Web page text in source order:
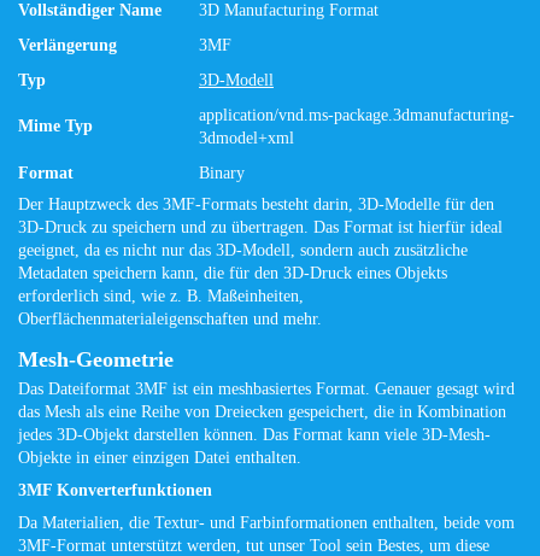
Vollständiger Name
3D Manufacturing Format
Verlängerung
3MF
Typ
3D-Modell
Mime Typ
application/vnd.ms-package.3dmanufacturing-
3dmodel+xml
Format
Binary
Der Hauptzweck des 3MF-Formats besteht darin, 3D-Modelle für den
3D-Druck zu speichern und zu übertragen. Das Format ist hierfür ideal
geeignet, da es nicht nur das 3D-Modell, sondern auch zusätzliche
Metadaten speichern kann, die für den 3D-Druck eines Objekts
erforderlich sind, wie z. B. Maßeinheiten,
Oberflächenmaterialeigenschaften und mehr.
Mesh-Geometrie
Das Dateiformat 3MF ist ein meshbasiertes Format. Genauer gesagt wird
das Mesh als eine Reihe von Dreiecken gespeichert, die in Kombination
jedes 3D-Objekt darstellen können. Das Format kann viele 3D-Mesh-
Objekte in einer einzigen Datei enthalten.
3MF Konverterfunktionen
Da Materialien, die Textur- und Farbinformationen enthalten, beide vom
3MF-Format unterstützt werden, tut unser Tool sein Bestes, um diese